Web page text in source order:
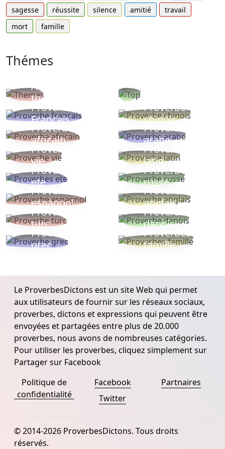
sagesse
réussite silence amitié
travail
mort
famille
Thémes
Autres
thèmes
Proverbe
Français
Proverbe
chinois
Proverbe
africain
Proverbe
arabe
Proverbe
vie
Proverbe
latin
Proverbes
ete
Proverbe
russe
Proverbe
espagnol
Proverbe
anglais
Proverbe
turc
Proverbe
danois
Proverbe
grec
Proverbes
famille
Le ProverbesDictons est un site Web qui permet
aux utilisateurs de fournir sur les réseaux sociaux,
proverbes, dictons et expressions qui peuvent être
envoyées et partagées entre plus de 20.000
proverbes, nous avons de nombreuses catégories.
Pour utiliser les proverbes, cliquez simplement sur
Partager sur Facebook
Politique de
confidentialité
Facebook
Twitter
Partnaires
© 2014-2026 ProverbesDictons. Tous droits
réservés.